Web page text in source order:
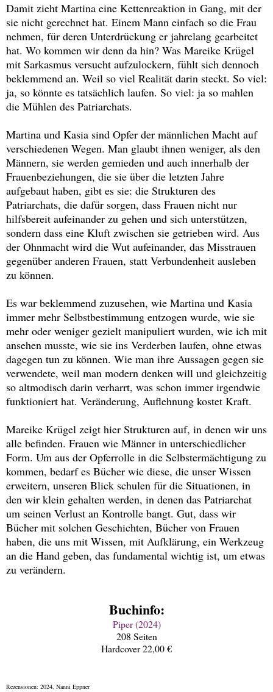
Damit zieht Martina eine Kettenreaktion in Gang, mit der
sie nicht gerechnet hat. Einem Mann einfach so die Frau
nehmen, für deren Unterdrückung er jahrelang gearbeitet
hat. Wo kommen wir denn da hin? Was Mareike Krügel
mit Sarkasmus versucht aufzulockern, fühlt sich dennoch
beklemmend an. Weil so viel Realität darin steckt. So viel:
ja, so könnte es tatsächlich laufen. So viel: ja so mahlen
die Mühlen des Patriarchats.
Martina und Kasia sind Opfer der männlichen Macht auf
verschiedenen Wegen. Man glaubt ihnen weniger, als den
Männern, sie werden gemieden und auch innerhalb der
Frauenbeziehungen, die sie über die letzten Jahre
aufgebaut haben, gibt es sie: die Strukturen des
Patriarchats, die dafür sorgen, dass Frauen nicht nur
hilfsbereit aufeinander zu gehen und sich unterstützen,
sondern dass eine Kluft zwischen sie getrieben wird. Aus
der Ohnmacht wird die Wut aufeinander, das Misstrauen
gegenüber anderen Frauen, statt Verbundenheit ausleben
zu können.
Es war beklemmend zuzusehen, wie Martina und Kasia
immer mehr Selbstbestimmung entzogen wurde, wie sie
mehr oder weniger gezielt manipuliert wurden, wie ich mit
ansehen musste, wie sie ins Verderben laufen, ohne etwas
dagegen tun zu können. Wie man ihre Aussagen gegen sie
verwendete, weil man modern denken will und gleichzeitig
so altmodisch darin verharrt, was schon immer irgendwie
funktioniert hat. Veränderung, Auflehnung kostet Kraft.
Mareike Krügel zeigt hier Strukturen auf, in denen wir uns
alle befinden. Frauen wie Männer in unterschiedlicher
Form. Um aus der Opferrolle in die Selbstermächtigung zu
kommen, bedarf es Bücher wie diese, die unser Wissen
erweitern, unseren Blick schulen für die Situationen, in
den wir klein gehalten werden, in denen das Patriarchat
um seinen Verlust an Kontrolle bangt. Gut, dass wir
Bücher mit solchen Geschichten, Bücher von Frauen
haben, die uns mit Wissen, mit Aufklärung, ein Werkzeug
an die Hand geben, das fundamental wichtig ist, um etwas
zu verändern.
Buchinfo:
Piper (2024)
208 Seiten
Hardcover 22,00 €
Rezensionen: 2024, Nanni Eppner